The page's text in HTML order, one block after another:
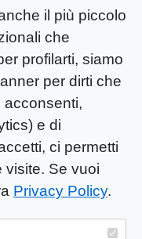
il più piccolo
che
profilarti, siamo
per dirti che
acconsenti,
e di
ci permetti
visite. Se vuoi
Privacy Policy.
testata
S.R.L.